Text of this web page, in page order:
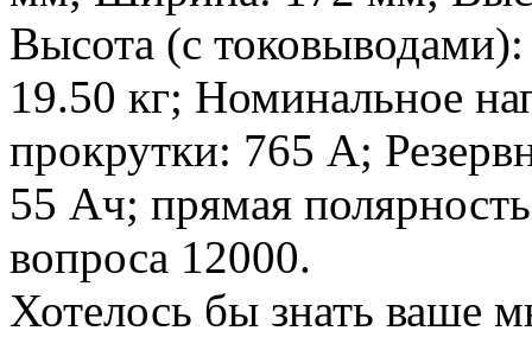
Высота (с
19.50 кг; Номинальное
прокрутки: 765 A;
55 Ач; прямая
вопроса 12000.
Хотелось бы знать ваше